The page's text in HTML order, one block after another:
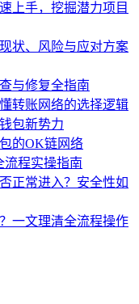
上手，挖掘潜力项目
状、风险与应对方案
与修复全指南
转账网络的选择逻辑
包新势力
的OK链网络
流程实操指南
正常进入？安全性如
一文理清全流程操作